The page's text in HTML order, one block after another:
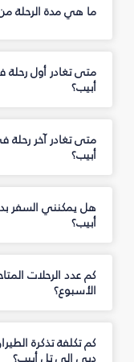
ما هي مدة الرحلة
متى تغادر أول
أبيب؟
متى تغادر آخر
أبيب؟
هل يمكنني السفر
أبيب؟
كم عدد الرحلات
الأسبوع؟
كم تكلفة تذكرة
دبي إلى تل أبيب؟